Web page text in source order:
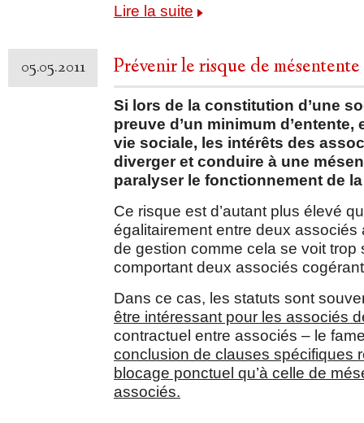
Lire la suite
05.05.2011 Prévenir le risque de mésentente
Si lors de la constitution d’une
preuve d’un minimum
vie sociale, les intérêts des
diverger et conduire à une
paralyser le fonctionnement de
Ce risque est d’autant plus élevé
égalitairement entre deux
de gestion comme cela se voit trop
comportant deux associés
Dans ce cas, les statuts sont
être intéressant pour les associés
contractuel entre associés – le
conclusion de clauses spécifiques
blocage ponctuel qu’à celle de
associés.